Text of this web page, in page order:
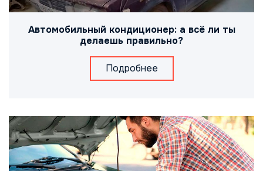
Автомобильный кондиционер: а всё ли ты
делаешь правильно?
Подробнее